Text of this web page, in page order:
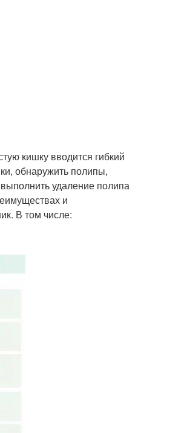
кишку вводится гибкий
обнаружить полипы,
удаление полипа
и
В том числе: